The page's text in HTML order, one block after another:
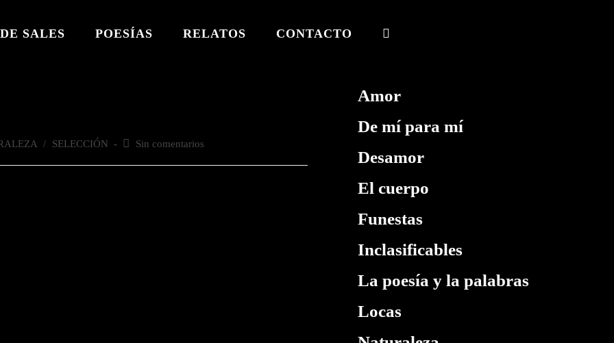
SALES POESÍAS RELATOS CONTACTO ALTERNAR
WEB
/ SELECCIÓN
Comentarios
Sin comentarios
Amor
De mí para mí
Desamor
El cuerpo
Funestas
Inclasificables
La poesía y la palabras
Locas